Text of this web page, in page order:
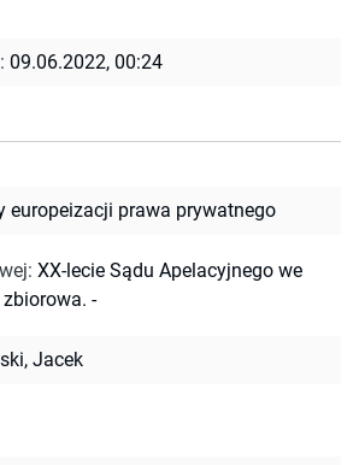
09.06.2022, 00:24
europeizacji prawa prywatnego
: XX-lecie Sądu Apelacyjnego we
zbiorowa. -
Jacek